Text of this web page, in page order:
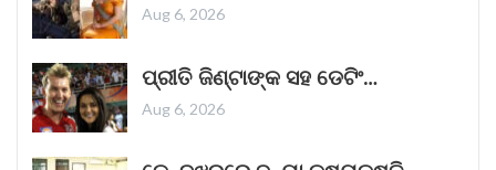
ନୌବାଣିଜ୍ୟAug 6, 2026
ପ୍ରୀତି ଜିଣ୍ଟାଙ୍କ ସହ ଡେଟିଂ…
Aug 6, 2026